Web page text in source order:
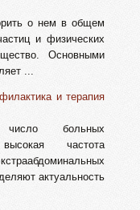
о нем в общем
и физических
Основными
...
и терапия
число больных
частота
актуальность